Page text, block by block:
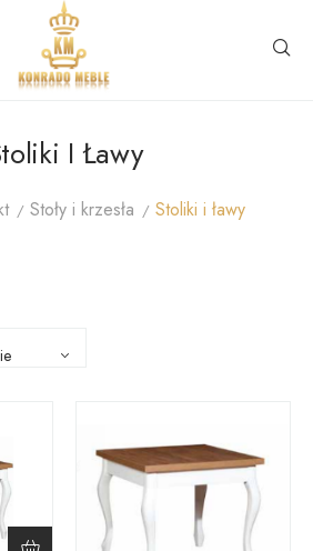
I Ławy
Stoły i krzesła Stoliki i ławy